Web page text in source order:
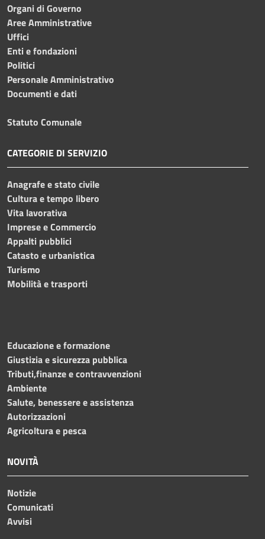
Organi di Governo
Aree Amministrative
Uffici
Enti e fondazioni
Politici
Personale Amministrativo
Documenti e dati
Statuto Comunale
CATEGORIE DI SERVIZIO
Anagrafe e stato civile
Cultura e tempo libero
Vita lavorativa
Imprese e Commercio
Appalti pubblici
Catasto e urbanistica
Turismo
Mobilità e trasporti
Educazione e formazione
Giustizia e sicurezza pubblica
Tributi,finanze e contravvenzioni
Ambiente
Salute, benessere e assistenza
Autorizzazioni
Agricoltura e pesca
NOVITÀ
Notizie
Comunicati
Avvisi